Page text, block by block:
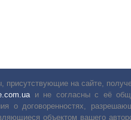
присутствующие на сайте,
и не согласны с её
о договоренностях,
объектом вашего